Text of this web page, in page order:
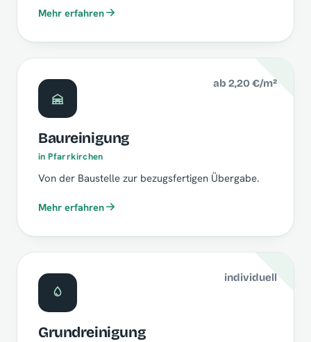
Mehr erfahren
ab 2,20 €/m²
Baureinigung
in Pfarrkirchen
Von der Baustelle zur bezugsfertigen Übergabe.
Mehr erfahren
individuell
Grundreinigung